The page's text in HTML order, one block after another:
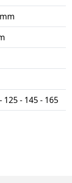
125 - 145 - 165